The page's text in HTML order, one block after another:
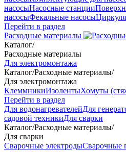
насосыНасосные станции
насосыФекальные насосы
Перейти в раздел
Расходные материалы
Каталог/
Расходные материалы
Для электромонтажа
Каталог/Расходные материалы/
Для электромонтажа
КлеммникиИзолентыХомуты
Перейти в раздел
Для водонагревателейДля
садовой техникиДля сварки
Каталог/Расходные материалы/
Для сварки
Сварочные электродыСварочные